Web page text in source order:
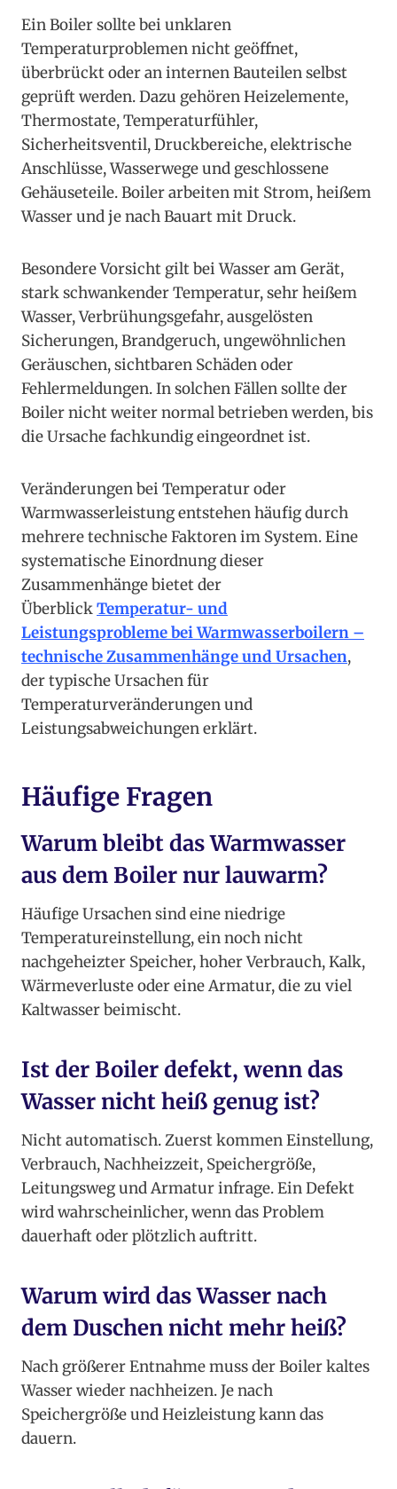
Ein Boiler sollte bei unklaren
Temperaturproblemen nicht geöffnet,
überbrückt oder an internen Bauteilen selbst
geprüft werden. Dazu gehören Heizelemente,
Thermostate, Temperaturfühler,
Sicherheitsventil, Druckbereiche, elektrische
Anschlüsse, Wasserwege und geschlossene
Gehäuseteile. Boiler arbeiten mit Strom, heißem
Wasser und je nach Bauart mit Druck.
Besondere Vorsicht gilt bei Wasser am Gerät,
stark schwankender Temperatur, sehr heißem
Wasser, Verbrühungsgefahr, ausgelösten
Sicherungen, Brandgeruch, ungewöhnlichen
Geräuschen, sichtbaren Schäden oder
Fehlermeldungen. In solchen Fällen sollte der
Boiler nicht weiter normal betrieben werden, bis
die Ursache fachkundig eingeordnet ist.
Veränderungen bei Temperatur oder
Warmwasserleistung entstehen häufig durch
mehrere technische Faktoren im System. Eine
systematische Einordnung dieser
Zusammenhänge bietet der
ÜberblickTemperatur- und
Leistungsprobleme bei Warmwasserboilern –
technische Zusammenhänge und Ursachen,
der typische Ursachen für
Temperaturveränderungen und
Leistungsabweichungen erklärt.
Häufige Fragen
Warum bleibt das Warmwasser
aus dem Boiler nur lauwarm?
Häufige Ursachen sind eine niedrige
Temperatureinstellung, ein noch nicht
nachgeheizter Speicher, hoher Verbrauch, Kalk,
Wärmeverluste oder eine Armatur, die zu viel
Kaltwasser beimischt.
Ist der Boiler defekt, wenn das
Wasser nicht heiß genug ist?
Nicht automatisch. Zuerst kommen Einstellung,
Verbrauch, Nachheizzeit, Speichergröße,
Leitungsweg und Armatur infrage. Ein Defekt
wird wahrscheinlicher, wenn das Problem
dauerhaft oder plötzlich auftritt.
Warum wird das Wasser nach
dem Duschen nicht mehr heiß?
Nach größerer Entnahme muss der Boiler kaltes
Wasser wieder nachheizen. Je nach
Speichergröße und Heizleistung kann das
dauern.